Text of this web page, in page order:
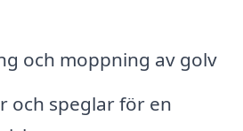
och moppning av golv
och speglar för en